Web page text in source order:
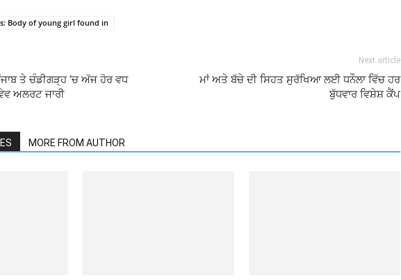
Body of young girl found in
ਤੇ ਚੰਡੀਗੜ੍ਹ ‘ਚ ਅੱਜ ਹੋਰ ਵਧ
ਅਲਰਟ ਜਾਰੀ
Next article
ਮਾਂ ਅਤੇ ਬੱਚੇ ਦੀ ਸਿਹਤ ਸੁਰੱਖਿਆ ਲਈ ਧਨੌਲਾ ਵਿੱਚ ਹਰ
ਬੁੱਧਵਾਰ ਵਿਸ਼ੇਸ਼ ਕੈਂਪ
MORE FROM AUTHOR